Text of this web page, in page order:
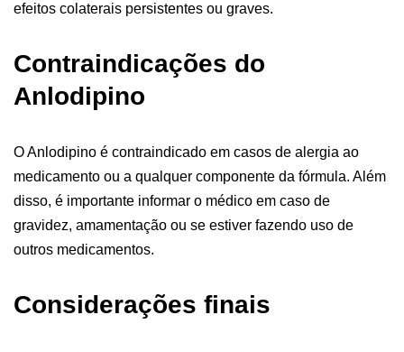
efeitos colaterais persistentes ou graves.
Contraindicações do
Anlodipino
O Anlodipino é contraindicado em casos de alergia ao
medicamento ou a qualquer componente da fórmula. Além
disso, é importante informar o médico em caso de
gravidez, amamentação ou se estiver fazendo uso de
outros medicamentos.
Considerações finais